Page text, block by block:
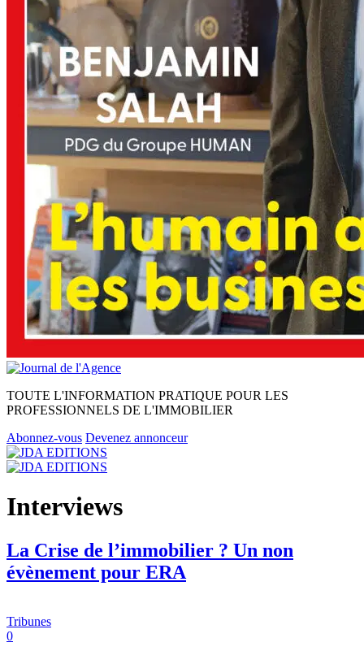
TOUTE L'INFORMATION PRATIQUE POUR LES
PROFESSIONNELS DE L'IMMOBILIER
Abonnez-vous Devenez annonceur
Interviews
La Crise de l’immobilier ? Un non
évènement pour ERA
Tribunes
0